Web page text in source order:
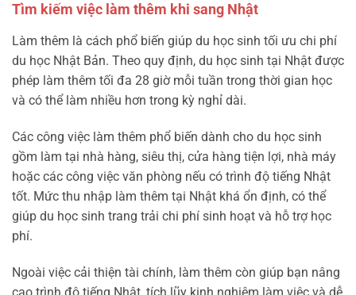
Tìm kiếm việc làm thêm khi sang Nhật
Làm thêm là cách phổ biến giúp du học sinh tối ưu chi phí
du học Nhật Bản. Theo quy định, du học sinh tại Nhật được
phép làm thêm tối đa 28 giờ mỗi tuần trong thời gian học
và có thể làm nhiều hơn trong kỳ nghỉ dài.
Các công việc làm thêm phổ biến dành cho du học sinh
gồm làm tại nhà hàng, siêu thị, cửa hàng tiện lợi, nhà máy
hoặc các công việc văn phòng nếu có trình độ tiếng Nhật
tốt. Mức thu nhập làm thêm tại Nhật khá ổn định, có thể
giúp du học sinh trang trải chi phí sinh hoạt và hỗ trợ học
phí.
Ngoài việc cải thiện tài chính, làm thêm còn giúp bạn nâng